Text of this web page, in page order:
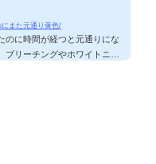
また元通り黄色/
のに時間が経つと元通りにな
ブリーチングやホワイトニン